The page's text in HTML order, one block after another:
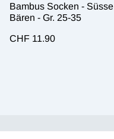
Bambus Socken - Süsse
Bären - Gr. 25-35
CHF 11.90